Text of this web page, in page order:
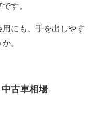
す。
にも、手を出しやす
。
古車相場